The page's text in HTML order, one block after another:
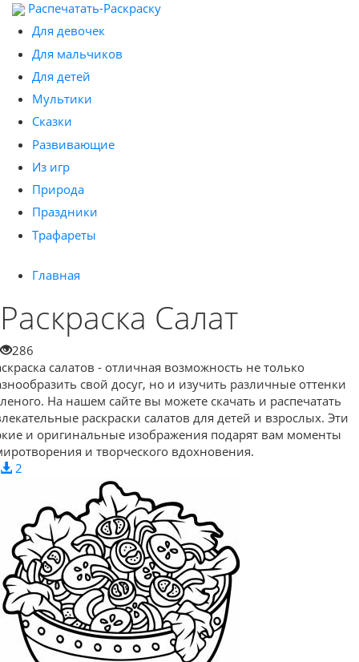
Распечатать-Раскраску
Для девочек
Для мальчиков
Для детей
Мультики
Сказки
Развивающие
Из игр
Природа
Праздники
Трафареты
Главная
Раскраска Салат
286
салатов - отличная возможность не только
свой досуг, но и изучить различные оттенки
На нашем сайте вы можете скачать и распечатать
раскраски салатов для детей и взрослых. Эти
и оригинальные изображения подарят вам моменты
и творческого вдохновения.
2